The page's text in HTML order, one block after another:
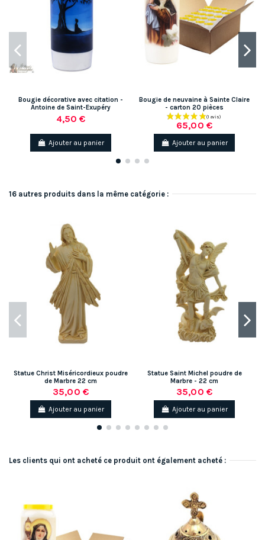
Bougie décorative avec citation -
Antoine de Saint-Exupéry
4,50 €
Ajouter au panier
Bougie de neuvaine à Sainte Claire
- carton 20 pièces
65,00 €
Ajouter au panier
16 autres produits dans la même catégorie :
Statue Christ Miséricordieux poudre
de Marbre 22 cm
35,00 €
Ajouter au panier
Statue Saint Michel poudre de
Marbre - 22 cm
35,00 €
Ajouter au panier
Les clients qui ont acheté ce produit ont également acheté :